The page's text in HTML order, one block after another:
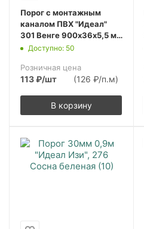
Порог с монтажным
каналом ПВХ "Идеал"
301 Венге 900х36х5,5 мм
(10шт.упак.)
Доступно: 50
Розничная цена
113₽/шт (126 ₽/п.м)
В корзину